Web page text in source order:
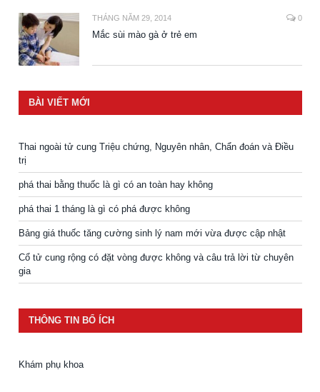
THÁNG NĂM 29, 2014 0
Mắc sùi mào gà ở trẻ em
BÀI VIẾT MỚI
Thai ngoài tử cung Triệu chứng, Nguyên nhân, Chẩn đoán và Điều
trị
phá thai bằng thuốc là gì có an toàn hay không
phá thai 1 tháng là gì có phá được không
Bảng giá thuốc tăng cường sinh lý nam mới vừa được cập nhật
Cổ tử cung rộng có đặt vòng được không và câu trả lời từ chuyên
gia
THÔNG TIN BỔ ÍCH
Khám phụ khoa